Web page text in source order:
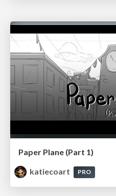
Paper Plane (Part 1)
katiecoart
PRO